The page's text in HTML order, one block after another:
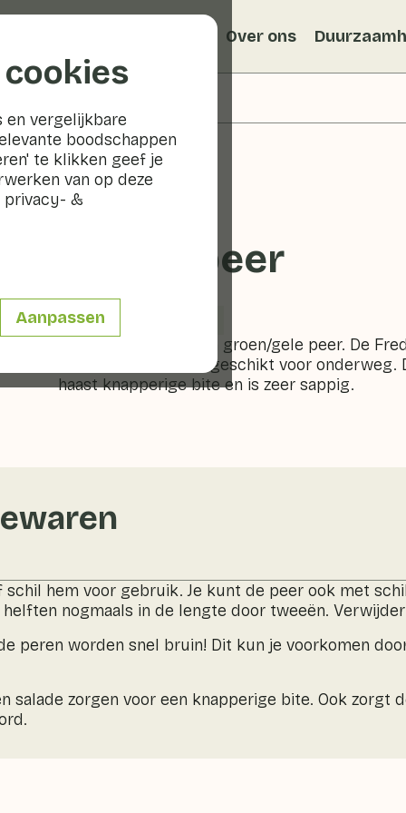
en vergelijkbare
boodschappen
te klikken geef je
van op deze
privacy- &
Aanpassen
Over ons
Fred© peer
Fruit
De Fred© peer is een groen/gele peer. De
smaak en is perfect geschikt voor
haast knapperige bite en is zeer sappig.
hem voor gebruik. Je kunt de peer ook met
nogmaals in de lengte door tweeën.
peren worden snel bruin! Dit kun je voorkomen
salade zorgen voor een knapperige bite. Ook zorgt